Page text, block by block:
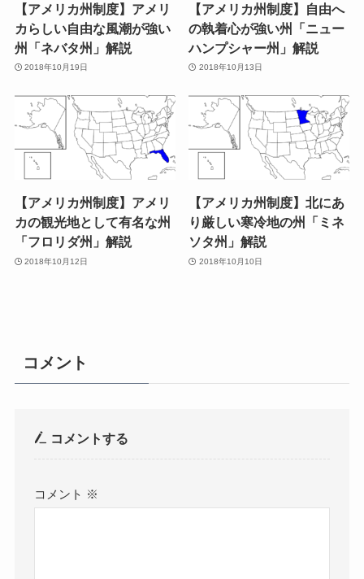
【アメリカ州制度】アメリ
カらしい自由な風潮が強い
州「ネバタ州」解説
2018年10月19日
【アメリカ州制度】自由へ
の執着心が強い州「ニュー
ハンプシャー州」解説
2018年10月13日
【アメリカ州制度】アメリ
カの観光地として有名な州
「フロリダ州」解説
2018年10月12日
【アメリカ州制度】北にあ
り厳しい寒冷地の州「ミネ
ソタ州」解説
2018年10月10日
コメント
コメントする
コメント ※